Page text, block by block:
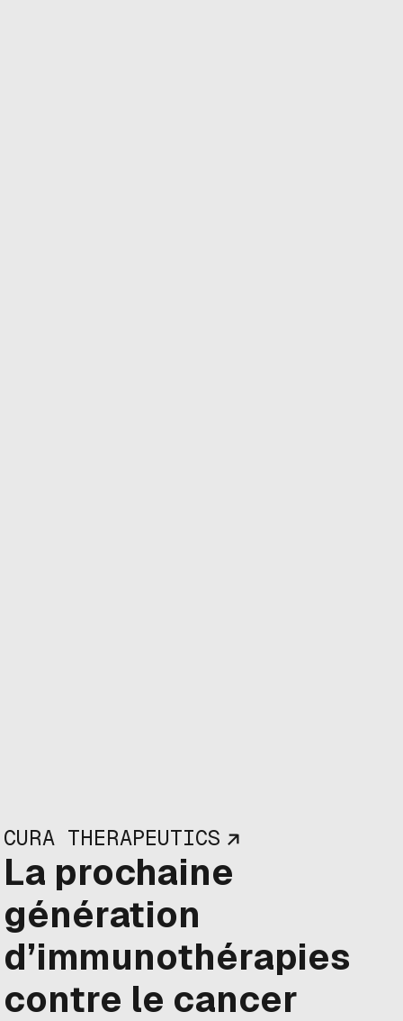
CURA THERAPEUTICS
La prochaine
génération
d’immunothérapies
contre le cancer